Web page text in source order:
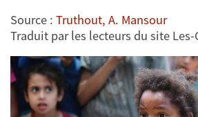
Source : Truthout, A. Mansour
Traduit par les lecteurs du site Les-